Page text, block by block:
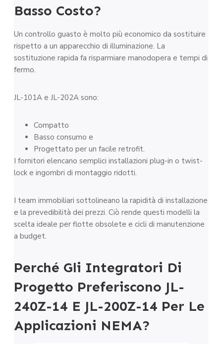
Basso Costo?
Un controllo guasto è molto più economico da sostituire
rispetto a un apparecchio di illuminazione. La
sostituzione rapida fa risparmiare manodopera e tempi di
fermo.
JL-101A e JL-202A sono:
Compatto
Basso consumo e
Progettato per un facile retrofit.
I fornitori elencano semplici installazioni plug-in o twist-
lock e ingombri di montaggio ridotti.
I team immobiliari sottolineano la rapidità di installazione
e la prevedibilità dei prezzi. Ciò rende questi modelli la
scelta ideale per flotte obsolete e cicli di manutenzione
a budget.
Perché Gli Integratori Di
Progetto Preferiscono JL-
240Z-14 E JL-200Z-14 Per Le
Applicazioni NEMA?